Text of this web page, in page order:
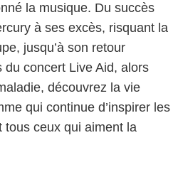
la musique. Du succès
à ses excès, risquant la
jusqu’à son retour
concert Live Aid, alors
découvrez la vie
qui continue d’inspirer les
tous ceux qui aiment la